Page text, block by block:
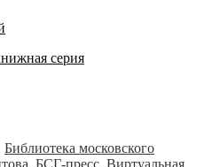
серия
Библиотека московского